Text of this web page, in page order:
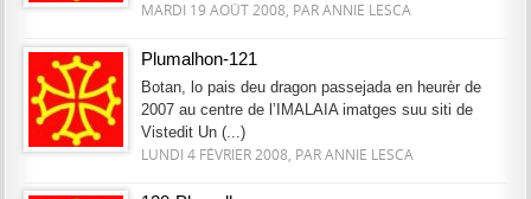
MARDI 19 AOÛT 2008, PAR ANNIE LESCA
Plumalhon-121
Botan, lo pais deu dragon passejada en heurèr de
2007 au centre de l’IMALAIA imatges suu siti de
Vistedit Un (...)
LUNDI 4 FÉVRIER 2008, PAR ANNIE LESCA